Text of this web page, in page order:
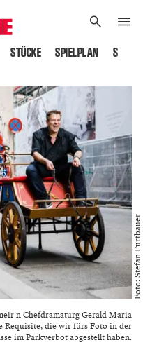
STÜCKE SPIELPLAN
n Chefdramaturg Gerald Maria
Requisite, die wir fürs Foto in der
im Parkverbot abgestellt haben.
Foto: Stefan Fürtbauer